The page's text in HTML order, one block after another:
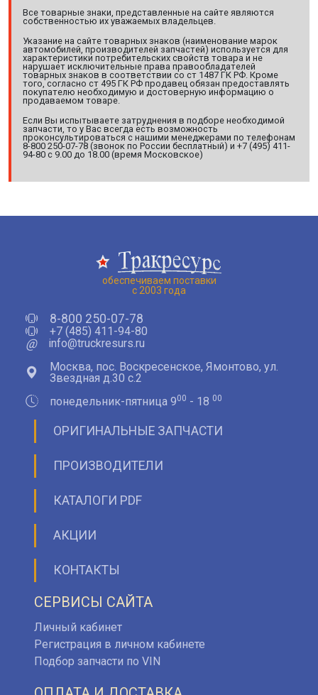
Все товарные знаки, представленные на сайте являются
собственностью их уважаемых владельцев.
Указание на сайте товарных знаков (наименование марок
автомобилей, производителей запчастей) используется для
характеристики потребительских свойств товара и не
нарушает исключительные права правообладателей
товарных знаков в соответствии со ст 1487 ГК РФ. Кроме
того, согласно ст 495 ГК РФ продавец обязан предоставлять
покупателю необходимую и достоверную информацию о
продаваемом товаре.
Если Вы испытываете затруднения в подборе необходимой
запчасти, то у Вас всегда есть возможность
проконсультироваться с нашими менеджерами по телефонам
8-800 250-07-78 (звонок по России бесплатный) и +7 (495) 411-
94-80 с 9.00 до 18.00 (время Московское)
обеспечиваем поставки
с 2003 года
8-800 250-07-78
+7 (485) 411-94-80
@
info@truckresurs.ru
Москва, пос. Воскресенское, Ямонтово, ул.
Звездная д.30 с.2
понедельник-пятница 900 - 18 00
ОРИГИНАЛЬНЫЕ ЗАПЧАСТИ
ПРОИЗВОДИТЕЛИ
КАТАЛОГИ PDF
АКЦИИ
КОНТАКТЫ
СЕРВИСЫ САЙТА
Личный кабинет
Регистрация в личном кабинете
Подбор запчасти по VIN